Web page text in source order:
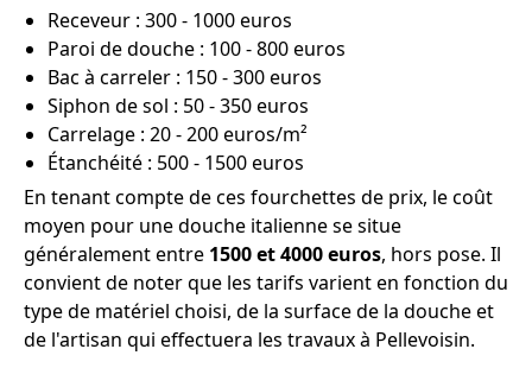
Receveur : 300 - 1000 euros
Paroi de douche : 100 - 800 euros
Bac à carreler : 150 - 300 euros
Siphon de sol : 50 - 350 euros
Carrelage : 20 - 200 euros/m²
Étanchéité : 500 - 1500 euros
En tenant compte de ces fourchettes de prix, le coût
moyen pour une douche italienne se situe
généralement entre 1500 et 4000 euros, hors pose. Il
convient de noter que les tarifs varient en fonction du
type de matériel choisi, de la surface de la douche et
de l'artisan qui effectuera les travaux à Pellevoisin.